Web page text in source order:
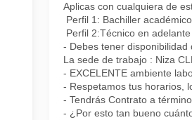
Aplicas con cualquiera de
Perfil 1: Bachiller
Perfil 2:Técnico en
- Debes tener
La sede de trabajo : Niza
- EXCELENTE ambiente
- Respetamos tus horarios,
- Tendrás Contrato a
- ¿Por esto tan bueno